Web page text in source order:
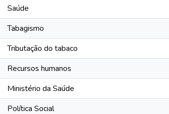
Saúde
Tabagismo
Tributação do tabaco
Recursos humanos
Ministério da Saúde
Política Social